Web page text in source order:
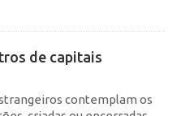
de capitais
contemplam os